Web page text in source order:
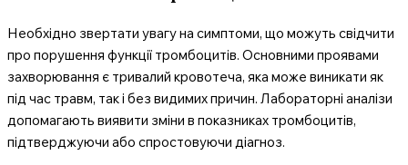
Необхідно звертати увагу на симптоми, що можуть свідчити
про порушення функції тромбоцитів. Основними проявами
захворювання є тривалий кровотеча, яка може виникати як
під час травм, так і без видимих причин. Лабораторні аналізи
допомагають виявити зміни в показниках тромбоцитів,
підтверджуючи або спростовуючи діагноз.